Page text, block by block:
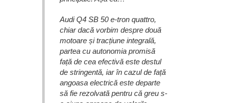
Audi Q4 SB 50 e-tron quattro,
chiar dacă vorbim despre două
motoare și tracțiune integrală,
partea cu autonomia promisă
față de cea efectivă este destul
de stringentă, iar în cazul de față
angoasa electrică este departe
să fie rezolvată pentru că greu s-